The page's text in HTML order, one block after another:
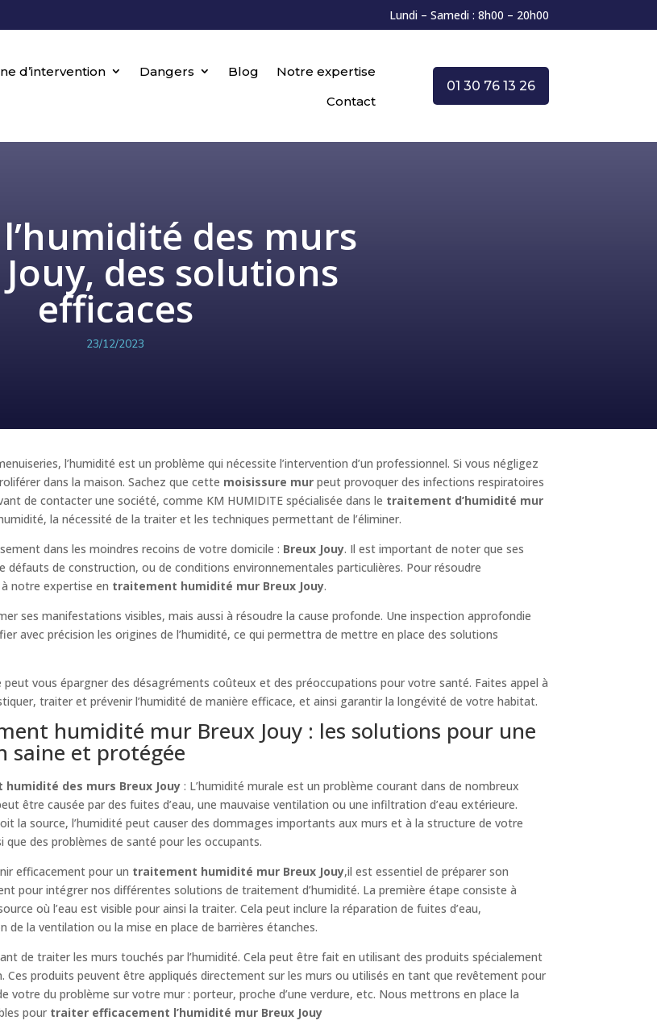
Lundi – Samedi : 8h00 – 20h00
d’intervention Dangers Blog
Notre expertise
Contact
01 30 76 13 26
des murs
des solutions
efficaces
23/12/2023
l’humidité est un problème qui nécessite l’intervention d’un professionnel. Si vous négligez
dans la maison. Sachez que cette moisissure mur peut provoquer des infections respiratoires
de contacter une société, comme KM HUMIDITE spécialisée dans le traitement d’humidité mur
la nécessité de la traiter et les techniques permettant de l’éliminer.
dans les moindres recoins de votre domicile : Breux Jouy. Il est important de noter que ses
défauts de construction, ou de conditions environnementales particulières. Pour résoudre
notre expertise en traitement humidité mur Breux Jouy.
ses manifestations visibles, mais aussi à résoudre la cause profonde. Une inspection approfondie
avec précision les origines de l’humidité, ce qui permettra de mettre en place des solutions
peut vous épargner des désagréments coûteux et des préoccupations pour votre santé. Faites appel à
traiter et prévenir l’humidité de manière efficace, et ainsi garantir la longévité de votre habitat.
humidité mur Breux Jouy : les solutions pour une
saine et protégée
des murs Breux Jouy : L’humidité murale est un problème courant dans de nombreux
être causée par des fuites d’eau, une mauvaise ventilation ou une infiltration d’eau extérieure.
la source, l’humidité peut causer des dommages importants aux murs et à la structure de votre
que des problèmes de santé pour les occupants.
efficacement pour un traitement humidité mur Breux Jouy,il est essentiel de préparer son
pour intégrer nos différentes solutions de traitement d’humidité. La première étape consiste à
où l’eau est visible pour ainsi la traiter. Cela peut inclure la réparation de fuites d’eau,
de la ventilation ou la mise en place de barrières étanches.
de traiter les murs touchés par l’humidité. Cela peut être fait en utilisant des produits spécialement
Ces produits peuvent être appliqués directement sur les murs ou utilisés en tant que revêtement pour
du problème sur votre mur : porteur, proche d’une verdure, etc. Nous mettrons en place la
pour traiter efficacement l’humidité mur Breux Jouy